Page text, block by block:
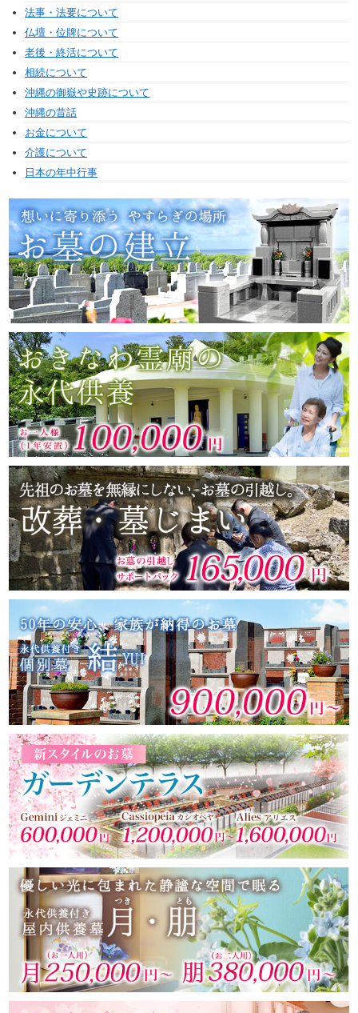
法事・法要について
仏壇・位牌について
老後・終活について
相続について
沖縄の御嶽や史跡について
沖縄の昔話
お金について
介護について
日本の年中行事